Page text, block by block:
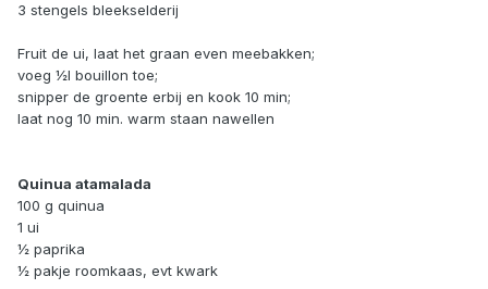
3 stengels bleekselderij
Fruit de ui, laat het graan even meebakken;
voeg ½l bouillon toe;
snipper de groente erbij en kook 10 min;
laat nog 10 min. warm staan nawellen
Quinua atamalada
100 g quinua
1 ui
½ paprika
½ pakje roomkaas, evt kwark